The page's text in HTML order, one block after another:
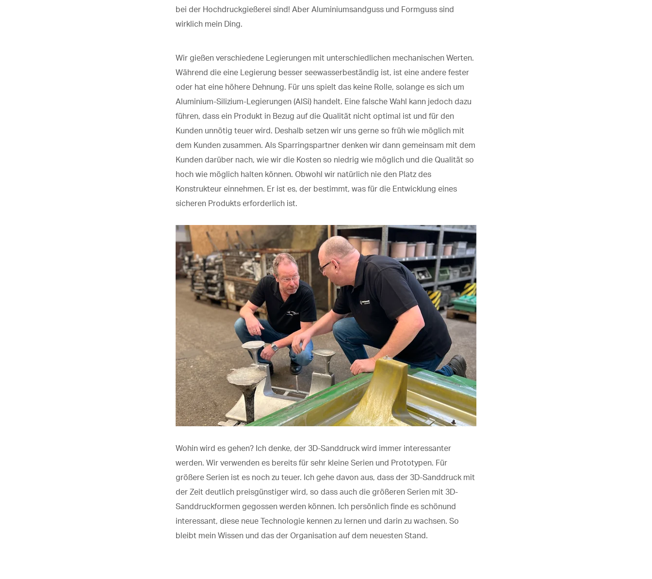
bei der Hochdruckgießerei sind! Aber Aluminiumsandguss und Formguss sind
wirklich mein Ding.
Wir gießen verschiedene Legierungen mit unterschiedlichen mechanischen Werten.
Während die eine Legierung besser seewasserbeständig ist, ist eine andere fester
oder hat eine höhere Dehnung. Für uns spielt das keine Rolle, solange es sich um
Aluminium-Silizium-Legierungen (AlSi) handelt. Eine falsche Wahl kann jedoch dazu
führen, dass ein Produkt in Bezug auf die Qualität nicht optimal ist und für den
Kunden unnötig teuer wird. Deshalb setzen wir uns gerne so früh wie möglich mit
dem Kunden zusammen. Als Sparringspartner denken wir dann gemeinsam mit dem
Kunden darüber nach, wie wir die Kosten so niedrig wie möglich und die Qualität so
hoch wie möglich halten können. Obwohl wir natürlich nie den Platz des
Konstrukteur einnehmen. Er ist es, der bestimmt, was für die Entwicklung eines
sicheren Produkts erforderlich ist.
Wohin wird es gehen? Ich denke, der 3D-Sanddruck wird immer interessanter
werden. Wir verwenden es bereits für sehr kleine Serien und Prototypen. Für
größere Serien ist es noch zu teuer. Ich gehe davon aus, dass der 3D-Sanddruck mit
der Zeit deutlich preisgünstiger wird, so dass auch die größeren Serien mit 3D-
Sanddruckformen gegossen werden können. Ich persönlich finde es schönund
interessant, diese neue Technologie kennen zu lernen und darin zu wachsen. So
bleibt mein Wissen und das der Organisation auf dem neuesten Stand.